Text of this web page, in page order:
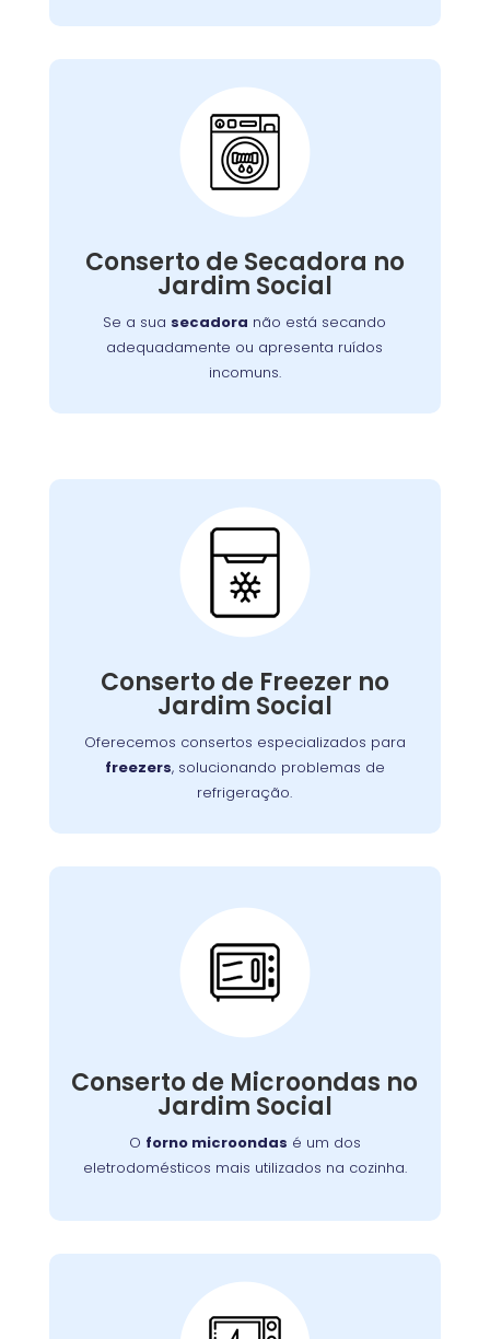
Conserto de Secadora no
Jardim Social
Se a sua secadora não está secando
adequadamente ou apresenta ruídos
incomuns.
Conserto de Secadora:
e corrigir o problema, garantindo o
funcionamento eficiente do aparelho.
Conserto de Freezer no
Jardim Social
Oferecemos consertos especializados para
freezers, solucionando problemas de
refrigeração.
Conserto de Freezer:
Nossos especialistas estão prontos para
ou componentes elétricos, garantindo o
congelamento adequada dos alimentos.
Conserto de Microondas no
Jardim Social
O forno microondas é um dos
eletrodomésticos mais utilizados na cozinha.
Conserto de
Microondas:
Se o seu aparelho apresenta problemas como
equipe está preparada para consertá-lo com
eficiência, garantindo sua funcionalidade no